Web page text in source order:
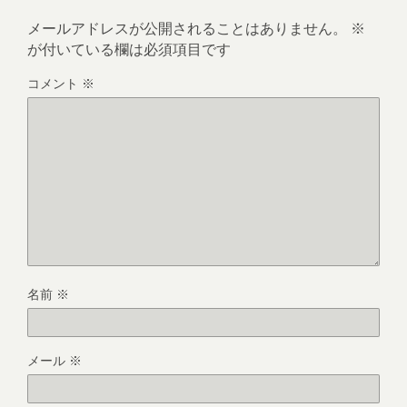
メールアドレスが公開されることはありません。
※
が付いている欄は必須項目です
コメント ※
名前 ※
メール ※